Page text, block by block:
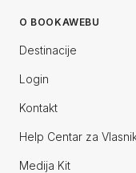
O BOOKAWEBU
Destinacije
Login
Kontakt
Help Centar za
Medija Kit